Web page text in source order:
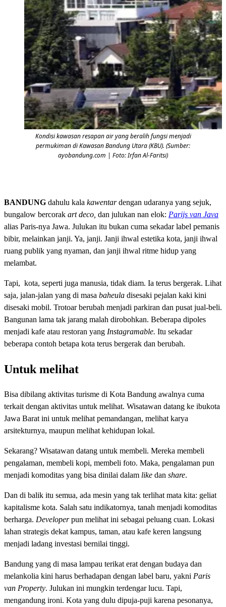
Kondisi kawasan resapan air yang beralih fungsi menjadi
permukiman di Kawasan Bandung Utara (KBU). (Sumber:
ayobandung.com | Foto: Irfan Al-Faritsi)
BANDUNG dahulu kala kawentardengan udaranya yang sejuk,
bungalow bercorak art deco, dan julukan nan elok: Parijs van Java
alias Paris-nya Jawa. Julukan itu bukan cuma sekadar label pemanis
bibir, melainkan janji. Ya, janji. Janji ihwal estetika kota, janji ihwal
ruang publik yang nyaman, dan janji ihwal ritme hidup yang
melambat.
Tapi, kota, seperti juga manusia, tidak diam. Ia terus bergerak. Lihat
saja, jalan-jalan yang di masa baheula disesaki pejalan kaki kini
disesaki mobil. Trotoar berubah menjadi parkiran dan pusat jual-beli.
Bangunan lama tak jarang malah dirobohkan. Beberapa dipoles
menjadi kafe atau restoran yang Instagramable. Itu sekadar
beberapa contoh betapa kota terus bergerak dan berubah.
Untuk melihat
Bisa dibilang aktivitas turisme di Kota Bandung awalnya cuma
terkait dengan aktivitas untuk melihat. Wisatawan datang ke ibukota
Jawa Barat ini untuk melihat pemandangan, melihat karya
arsitekturnya, maupun melihat kehidupan lokal.
Sekarang? Wisatawan datang untuk membeli. Mereka membeli
pengalaman, membeli kopi, membeli foto. Maka, pengalaman pun
menjadi komoditas yang bisa dinilai dalam like dan share.
Dan di balik itu semua, ada mesin yang tak terlihat mata kita: geliat
kapitalisme kota. Salah satu indikatornya, tanah menjadi komoditas
berharga. Developerpun melihat ini sebagai peluang cuan. Lokasi
lahan strategis dekat kampus, taman, atau kafe keren langsung
menjadi ladang investasi bernilai tinggi.
Bandung yang di masa lampau terikat erat dengan budaya dan
melankolia kini harus berhadapan dengan label baru, yakni Paris
van Property. Julukan ini mungkin terdengar lucu. Tapi,
mengandung ironi. Kota yang dulu dipuja-puji karena pesonanya,